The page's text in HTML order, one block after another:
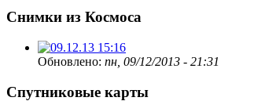
Снимки из Космоса
Обновлено: пн, 09/12/2013 - 21:31
Спутниковые карты